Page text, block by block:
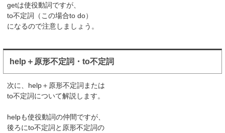
getは使役動詞ですが、
to不定詞（この場合to do）
になるので注意しましょう。
help＋原形不定詞・to不定詞
次に、help＋原形不定詞または
to不定詞について解説します。
helpも使役動詞の仲間ですが、
後ろにto不定詞と原形不定詞の